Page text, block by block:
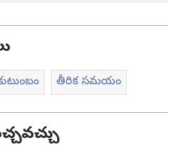
తీరిక సమయం